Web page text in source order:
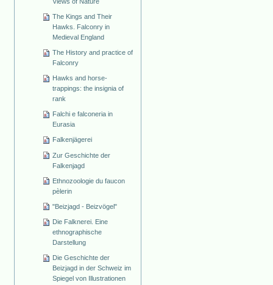
The Kings and Their
Hawks. Falconry in
Medieval England
The History and practice of
Falconry
Hawks and horse-
trappings: the insignia of
rank
Falchi e falconeria in
Eurasia
Falkenjägerei
Zur Geschichte der
Falkenjagd
Ethnozoologie du faucon
pèlerin
"Beizjagd - Beizvögel"
Die Falknerei. Eine
ethnographische
Darstellung
Die Geschichte der
Beizjagd in der Schweiz im
Spiegel von Illustrationen